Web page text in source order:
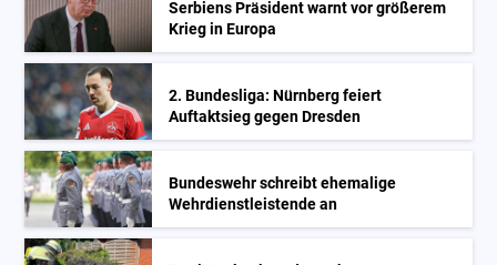
Serbiens Präsident warnt vor größerem
Krieg in Europa
2. Bundesliga: Nürnberg feiert
Auftaktsieg gegen Dresden
Bundeswehr schreibt ehemalige
Wehrdienstleistende an